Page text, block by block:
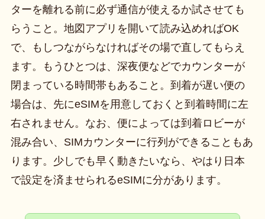
ターを離れる前に必ず通信が使えるか試させても
らうこと。地図アプリを開いて読み込めればOK
で、もしつながらなければその場で直してもらえ
ます。もうひとつは、深夜便などでカウンターが
閉まっている時間帯もあること。到着が遅い便の
場合は、先にeSIMを用意しておくと到着時間に左
右されません。なお、便によっては到着ロビーが
混み合い、SIMカウンターに行列ができることもあ
ります。少しでも早く動きたいなら、やはり日本
で設定を済ませられるeSIMに分があります。